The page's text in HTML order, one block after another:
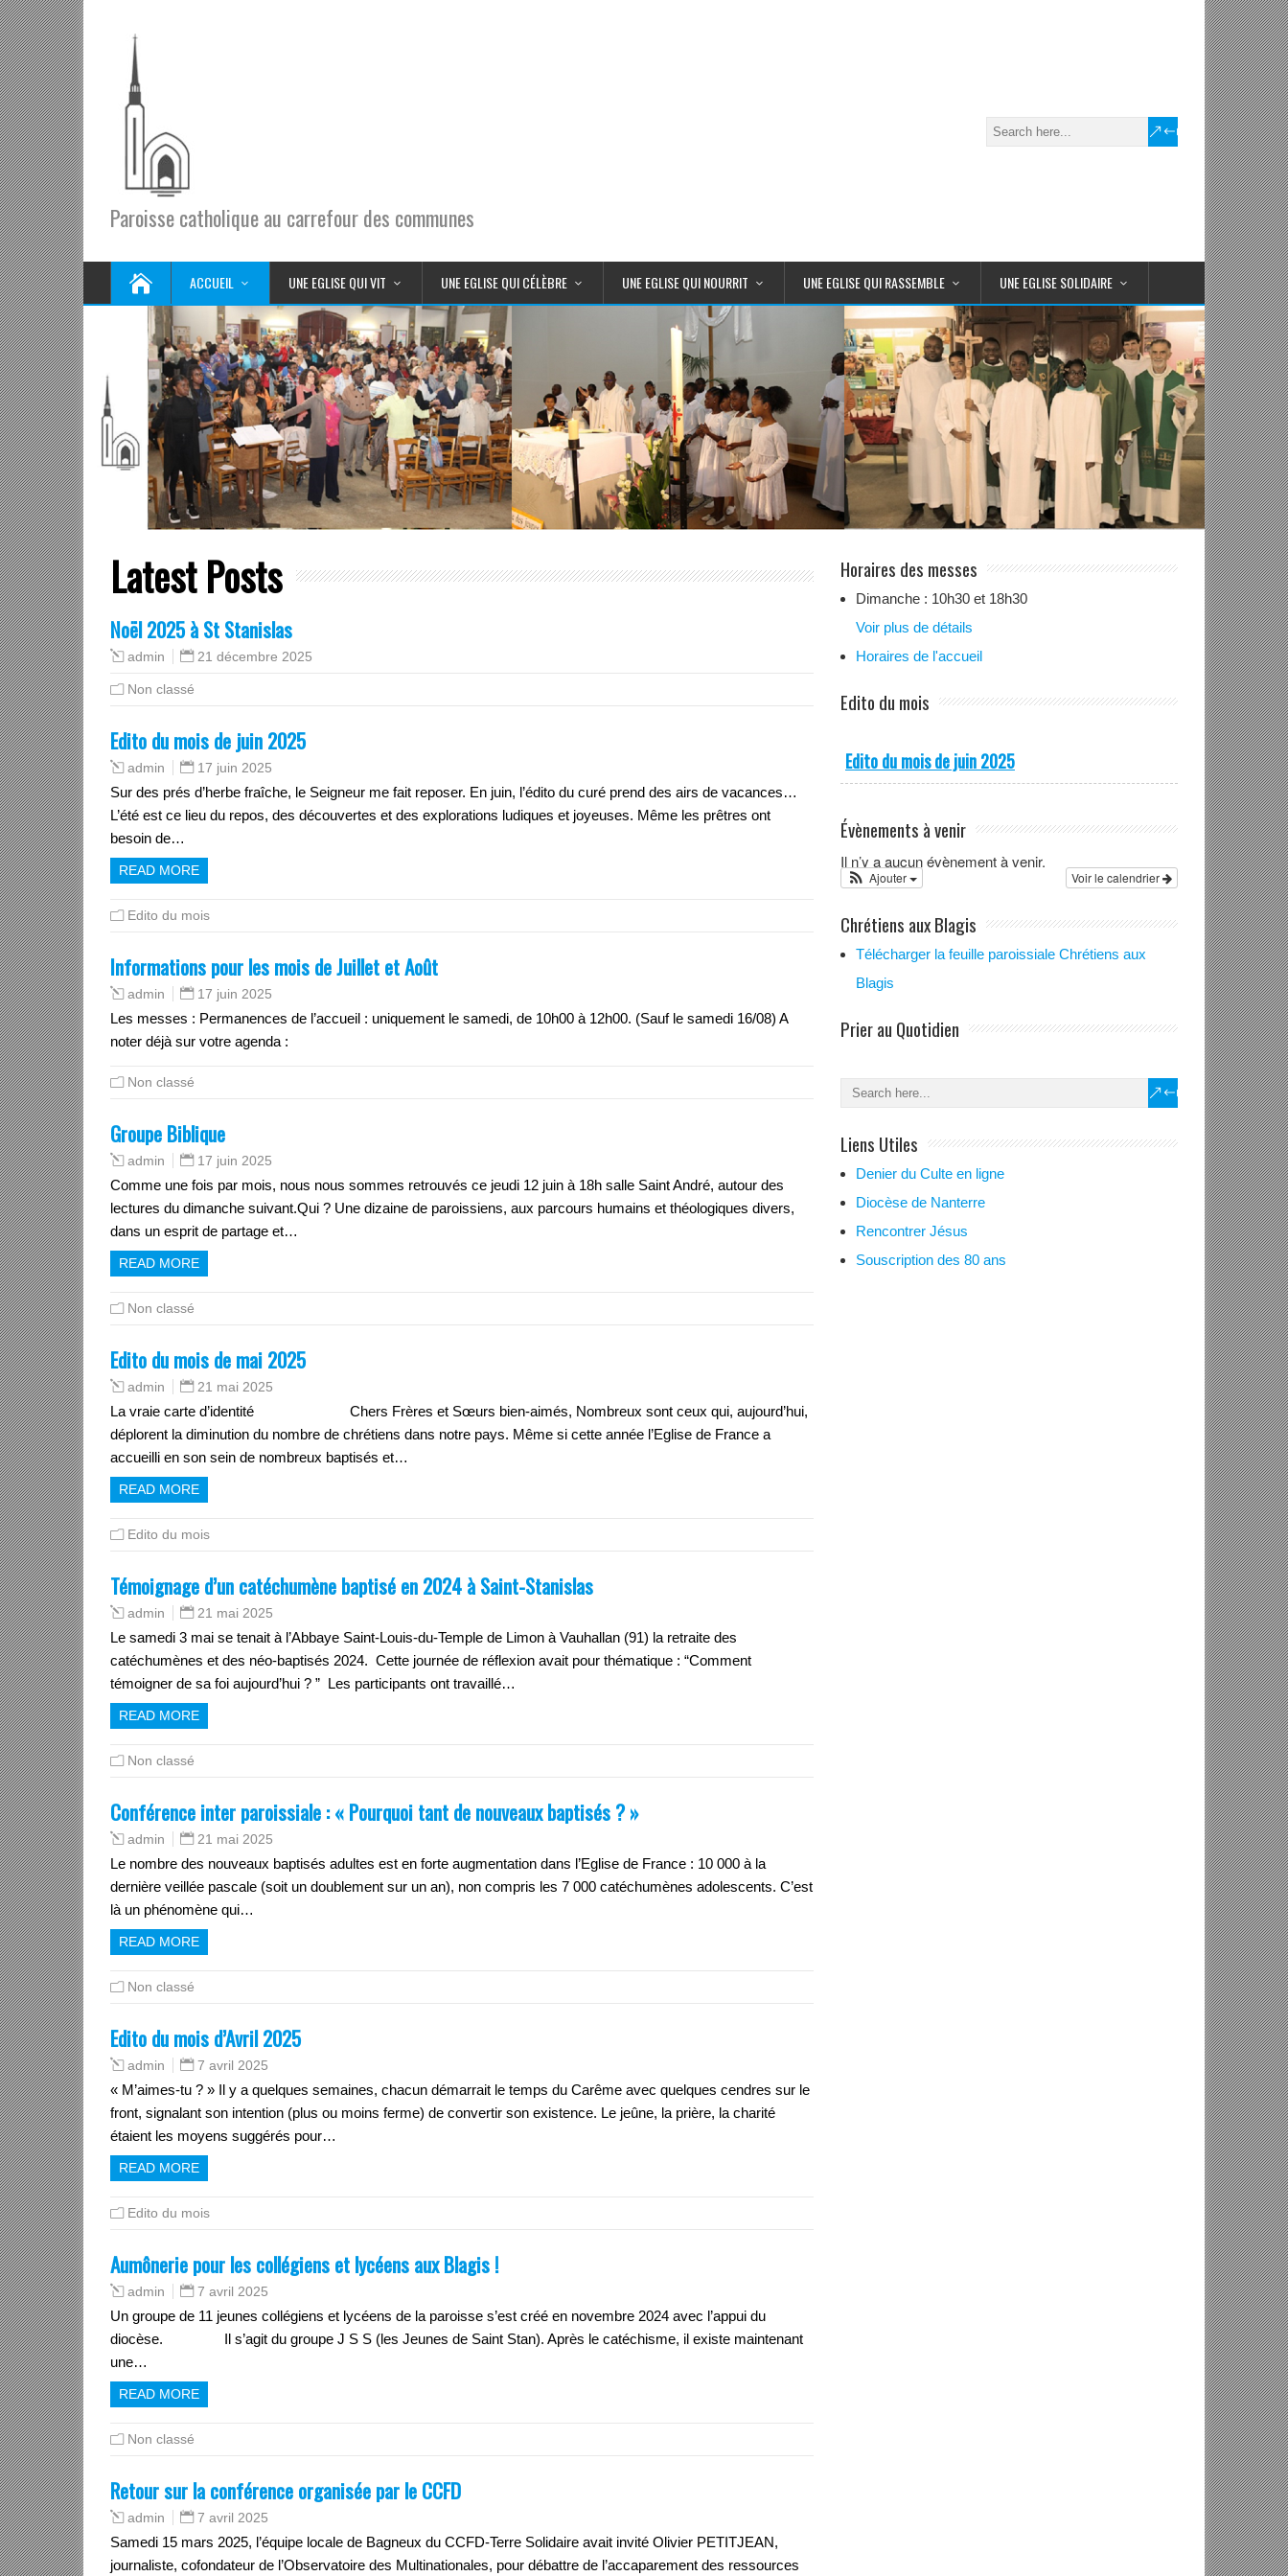
Paroisse catholique au carrefour des communes
ACCUEIL UNE EGLISE QUI VIT UNE EGLISE QUI CÉLÈBRE UNE EGLISE QUI NOURRIT UNE EGLISE QUI RASSEMBLE UNE EGLISE SOLIDAIRE
Latest Posts
Noël 2025 à St Stanislas
admin 21 décembre 2025
Non classé
Edito du mois de juin 2025
admin 17 juin 2025
Sur des prés d’herbe fraîche, le Seigneur me fait reposer. En juin, l’édito du curé prend des airs de vacances…
L’été est ce lieu du repos, des découvertes et des explorations ludiques et joyeuses. Même les prêtres ont
besoin de…
READ MORE
Edito du mois
Informations pour les mois de Juillet et Août
admin 17 juin 2025
Les messes : Permanences de l’accueil : uniquement le samedi, de 10h00 à 12h00. (Sauf le samedi 16/08) A
noter déjà sur votre agenda :
Non classé
Groupe Biblique
admin 17 juin 2025
Comme une fois par mois, nous nous sommes retrouvés ce jeudi 12 juin à 18h salle Saint André, autour des
lectures du dimanche suivant.Qui ? Une dizaine de paroissiens, aux parcours humains et théologiques divers,
dans un esprit de partage et…
READ MORE
Non classé
Edito du mois de mai 2025
admin 21 mai 2025
La vraie carte d’identité Chers Frères et Sœurs bien-aimés, Nombreux sont ceux qui, aujourd’hui,
déplorent la diminution du nombre de chrétiens dans notre pays. Même si cette année l’Eglise de France a
accueilli en son sein de nombreux baptisés et…
READ MORE
Edito du mois
Témoignage d’un catéchumène baptisé en 2024 à Saint-Stanislas
admin 21 mai 2025
Le samedi 3 mai se tenait à l’Abbaye Saint-Louis-du-Temple de Limon à Vauhallan (91) la retraite des
catéchumènes et des néo-baptisés 2024. Cette journée de réflexion avait pour thématique : “Comment
témoigner de sa foi aujourd’hui ? ” Les participants ont travaillé…
READ MORE
Non classé
Conférence inter paroissiale : « Pourquoi tant de nouveaux baptisés ? »
admin 21 mai 2025
Le nombre des nouveaux baptisés adultes est en forte augmentation dans l’Eglise de France : 10 000 à la
dernière veillée pascale (soit un doublement sur un an), non compris les 7 000 catéchumènes adolescents. C’est
là un phénomène qui…
READ MORE
Non classé
Edito du mois d’Avril 2025
admin 7 avril 2025
« M’aimes-tu ? » Il y a quelques semaines, chacun démarrait le temps du Carême avec quelques cendres sur le
front, signalant son intention (plus ou moins ferme) de convertir son existence. Le jeûne, la prière, la charité
étaient les moyens suggérés pour…
READ MORE
Edito du mois
Aumônerie pour les collégiens et lycéens aux Blagis !
admin 7 avril 2025
Un groupe de 11 jeunes collégiens et lycéens de la paroisse s’est créé en novembre 2024 avec l’appui du
diocèse. Il s’agit du groupe J S S (les Jeunes de Saint Stan). Après le catéchisme, il existe maintenant
une…
READ MORE
Non classé
Retour sur la conférence organisée par le CCFD
admin 7 avril 2025
Samedi 15 mars 2025, l’équipe locale de Bagneux du CCFD-Terre Solidaire avait invité Olivier PETITJEAN,
journaliste, cofondateur de l’Observatoire des Multinationales, pour débattre de l’accaparement des ressources
Horaires des messes
Dimanche : 10h30 et 18h30
Voir plus de détails
Horaires de l'accueil
Edito du mois
Edito du mois de juin 2025
Évènements à venir
Il n’y a aucun évènement à venir.
Voir le calendrier
Ajouter
Chrétiens aux Blagis
Télécharger la feuille paroissiale Chrétiens aux
Blagis
Prier au Quotidien
Liens Utiles
Denier du Culte en ligne
Diocèse de Nanterre
Rencontrer Jésus
Souscription des 80 ans